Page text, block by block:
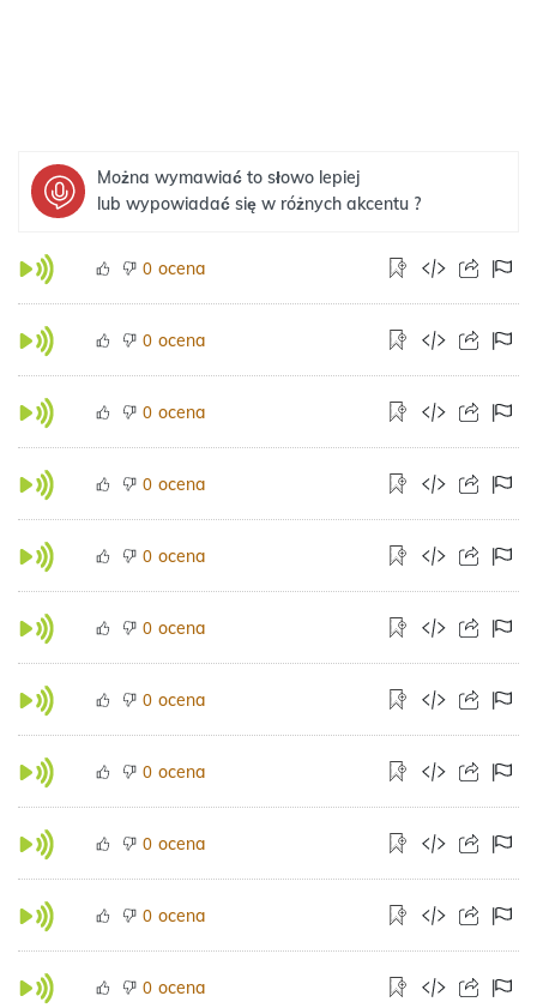
Można wymawiać to słowo lepiej
lub wypowiadać się w różnych akcentu ?
0 ocena
0 ocena
0 ocena
0 ocena
0 ocena
0 ocena
0 ocena
0 ocena
0 ocena
0 ocena
0 ocena